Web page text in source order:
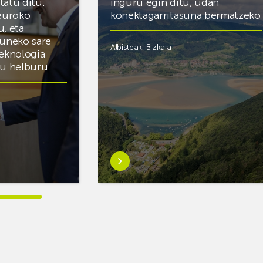
ditu.
eta
sare
helburu
inguru egin ditu, udan
konektagarritasuna bermatzeko
Albisteak, Bizkaia
Ezagutu
gehiago:Euskaltelek
ehun
esku-